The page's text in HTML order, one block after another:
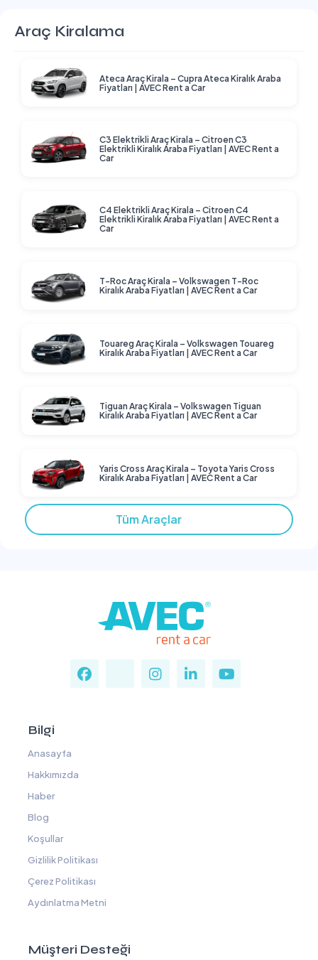
Araç Kiralama
Ateca Araç Kirala – Cupra Ateca Kiralık Araba
Fiyatları | AVEC Rent a Car
C3 Elektrikli Araç Kirala – Citroen C3
Elektrikli Kiralık Araba Fiyatları | AVEC Rent a
Car
C4 Elektrikli Araç Kirala – Citroen C4
Elektrikli Kiralık Araba Fiyatları | AVEC Rent a
Car
T-Roc Araç Kirala – Volkswagen T-Roc
Kiralık Araba Fiyatları | AVEC Rent a Car
Touareg Araç Kirala – Volkswagen Touareg
Kiralık Araba Fiyatları | AVEC Rent a Car
Tiguan Araç Kirala – Volkswagen Tiguan
Kiralık Araba Fiyatları | AVEC Rent a Car
Yaris Cross Araç Kirala – Toyota Yaris Cross
Kiralık Araba Fiyatları | AVEC Rent a Car
Tüm Araçlar
Bilgi
Anasayfa
Hakkımızda
Haber
Blog
Koşullar
Gizlilik Politikası
Çerez Politikası
Aydınlatma Metni
Müşteri Desteği